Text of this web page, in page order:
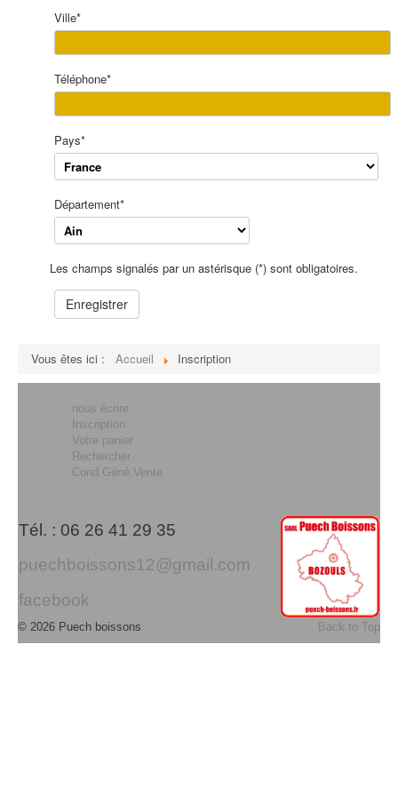
Ville*
Téléphone*
Pays*
Département*
Les champs signalés par un astérisque (*) sont obligatoires.
Enregistrer
Vous êtes ici : Accueil Inscription
nous écrire
Inscription
Votre panier
Rechercher
Cond.Géné.Vente
Tél. : 06 26 41 29 35
puechboissons12@gmail.com
facebook
Back to Top
© 2026 Puech boissons